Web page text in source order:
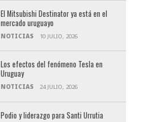
El Mitsubishi Destinator ya está en el
mercado uruguayo
NOTICIAS 10 JULIO, 2026
Los efectos del fenómeno Tesla en
Uruguay
NOTICIAS 24 JULIO, 2026
Podio y liderazgo para Santi Urrutia